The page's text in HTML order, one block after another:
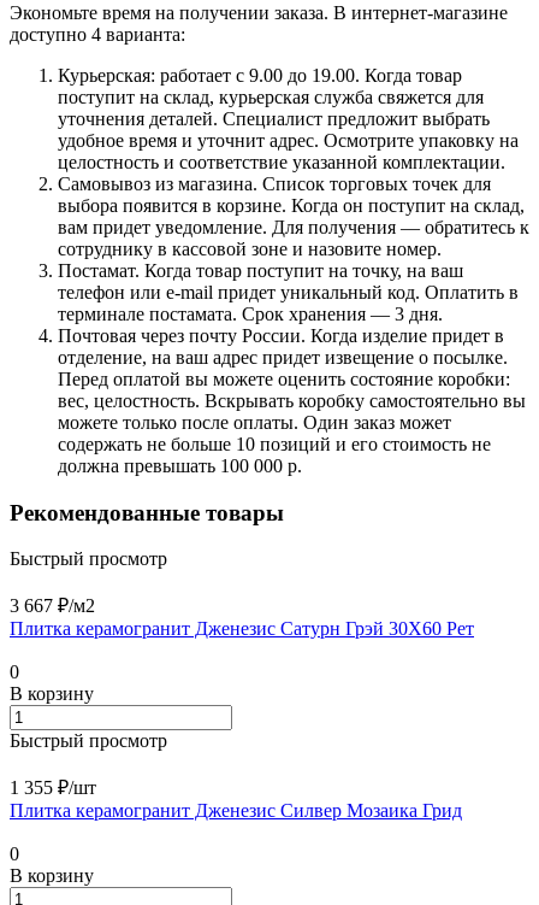
Экономьте время на получении заказа. В интернет-магазине
доступно 4 варианта:
Курьерская: работает с 9.00 до 19.00. Когда товар
поступит на склад, курьерская служба свяжется для
уточнения деталей. Специалист предложит выбрать
удобное время и уточнит адрес. Осмотрите упаковку на
целостность и соответствие указанной комплектации.
Самовывоз из магазина. Список торговых точек для
выбора появится в корзине. Когда он поступит на склад,
вам придет уведомление. Для получения — обратитесь к
сотруднику в кассовой зоне и назовите номер.
Постамат. Когда товар поступит на точку, на ваш
телефон или e-mail придет уникальный код. Оплатить в
терминале постамата. Срок хранения — 3 дня.
Почтовая через почту России. Когда изделие придет в
отделение, на ваш адрес придет извещение о посылке.
Перед оплатой вы можете оценить состояние коробки:
вес, целостность. Вскрывать коробку самостоятельно вы
можете только после оплаты. Один заказ может
содержать не больше 10 позиций и его стоимость не
должна превышать 100 000 р.
Рекомендованные товары
Быстрый просмотр
3 667 ₽/м2
Плитка керамогранит Дженезис Сатурн Грэй 30X60 Рет
0
В корзину
Быстрый просмотр
1 355 ₽/шт
Плитка керамогранит Дженезис Силвер Мозаика Грид
0
В корзину